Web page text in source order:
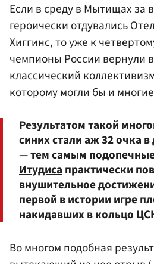
Если в среду в Мытищах за
героически отдувались
Хиггинс, то уже к
чемпионы России вернули
классический
которому могли бы и
Результатом такой
синих стали аж 32 очка
— тем самым
Итудисапрактически
внушительное
первой в истории игре
накидавших в кольцо
Во многом подобная